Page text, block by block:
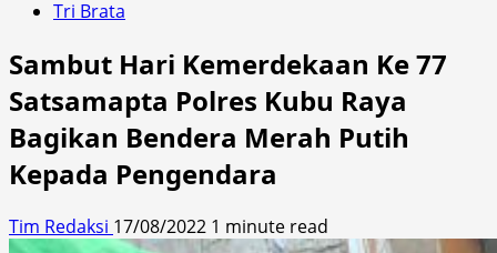
Tri Brata
Sambut Hari Kemerdekaan Ke 77
Satsamapta Polres Kubu Raya
Bagikan Bendera Merah Putih
Kepada Pengendara
Tim Redaksi 17/08/2022 1 minute read